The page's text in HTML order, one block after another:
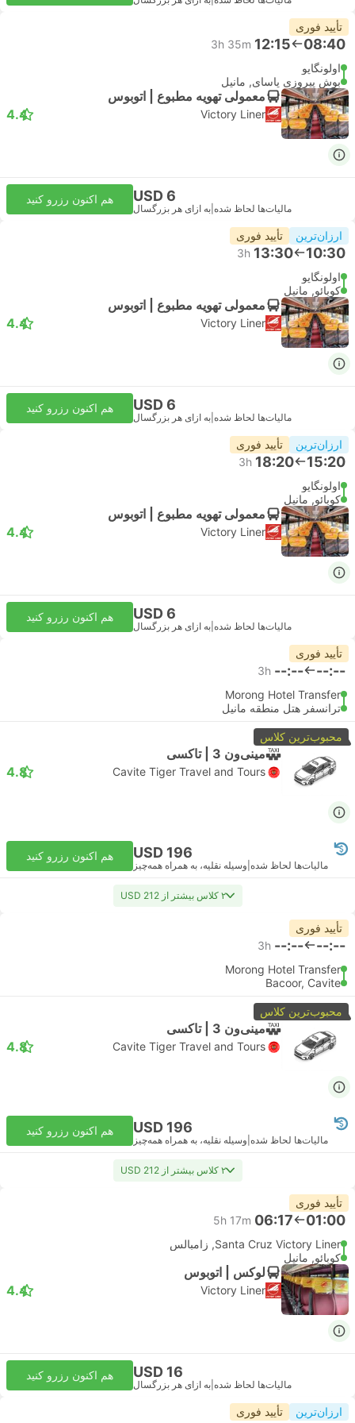
تأیید فوری
08:40
12:15
3h 35m
اولونگاپو
بوش پیروزی پاسای, مانیل
معمولی تهویه مطبوع | اتوبوس
Victory Liner
4.4
USD 6
مالیات‌ها لحاظ شده به ازای هر بزرگسال
هم اکنون رزرو کنید
ارزان‌ترین تأیید فوری
10:30
13:30
3h
اولونگاپو
کوبائو, مانیل
معمولی تهویه مطبوع | اتوبوس
Victory Liner
4.4
USD 6
مالیات‌ها لحاظ شده به ازای هر بزرگسال
هم اکنون رزرو کنید
ارزان‌ترین تأیید فوری
15:20
18:20
3h
اولونگاپو
کوبائو, مانیل
معمولی تهویه مطبوع | اتوبوس
Victory Liner
4.4
USD 6
مالیات‌ها لحاظ شده به ازای هر بزرگسال
هم اکنون رزرو کنید
تأیید فوری
--:--
--:--
3h
Morong Hotel Transfer
ترانسفر هتل منطقه مانیل
محبوب‌ترین کلاس
مینی‌ون 3 | تاکسی
Cavite Tiger Travel and Tours
4.8
USD 196
مالیات‌ها لحاظ شده وسیله نقلیه، به همراه همه‌چیز
هم اکنون رزرو کنید
۲ کلاس بیشتر از USD 212
تأیید فوری
--:--
--:--
3h
Morong Hotel Transfer
Bacoor, Cavite
محبوب‌ترین کلاس
مینی‌ون 3 | تاکسی
Cavite Tiger Travel and Tours
4.8
USD 196
مالیات‌ها لحاظ شده وسیله نقلیه، به همراه همه‌چیز
هم اکنون رزرو کنید
۲ کلاس بیشتر از USD 212
تأیید فوری
01:00
06:17
5h 17m
Santa Cruz Victory Liner, زامبالس
کوبائو, مانیل
لوکس | اتوبوس
Victory Liner
4.4
USD 16
مالیات‌ها لحاظ شده به ازای هر بزرگسال
هم اکنون رزرو کنید
ارزان‌ترین تأیید فوری